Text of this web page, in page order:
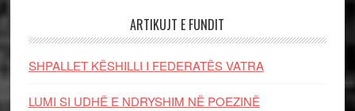
ARTIKUJT E FUNDIT
SHPALLET KËSHILLI I FEDERATËS VATRA
LUMI SI UDHË E NDRYSHIM NË POEZINË